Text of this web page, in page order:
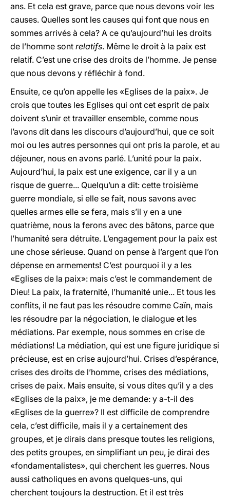
ans. Et cela est grave, parce que nous devons voir les
causes. Quelles sont les causes qui font que nous en
sommes arrivés à cela? A ce qu’aujourd’hui les droits
de l’homme sont relatifs. Même le droit à la paix est
relatif. C’est une crise des droits de l’homme. Je pense
que nous devons y réfléchir à fond.
Ensuite, ce qu’on appelle les «Eglises de la paix». Je
crois que toutes les Eglises qui ont cet esprit de paix
doivent s’unir et travailler ensemble, comme nous
l’avons dit dans les discours d’aujourd’hui, que ce soit
moi ou les autres personnes qui ont pris la parole, et au
déjeuner, nous en avons parlé. L’unité pour la paix.
Aujourd’hui, la paix est une exigence, car il y a un
risque de guerre... Quelqu’un a dit: cette troisième
guerre mondiale, si elle se fait, nous savons avec
quelles armes elle se fera, mais s’il y en a une
quatrième, nous la ferons avec des bâtons, parce que
l’humanité sera détruite. L’engagement pour la paix est
une chose sérieuse. Quand on pense à l’argent que l’on
dépense en armements! C’est pourquoi il y a les
«Eglises de la paix»: mais c’est le commandement de
Dieu! La paix, la fraternité, l’humanité unie... Et tous les
conflits, il ne faut pas les résoudre comme Caïn, mais
les résoudre par la négociation, le dialogue et les
médiations. Par exemple, nous sommes en crise de
médiations! La médiation, qui est une figure juridique si
précieuse, est en crise aujourd’hui. Crises d’espérance,
crises des droits de l’homme, crises des médiations,
crises de paix. Mais ensuite, si vous dites qu’il y a des
«Eglises de la paix», je me demande: y a-t-il des
«Eglises de la guerre»? Il est difficile de comprendre
cela, c’est difficile, mais il y a certainement des
groupes, et je dirais dans presque toutes les religions,
des petits groupes, en simplifiant un peu, je dirai des
«fondamentalistes», qui cherchent les guerres. Nous
aussi catholiques en avons quelques-uns, qui
cherchent toujours la destruction. Et il est très